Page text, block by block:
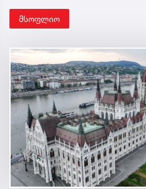
მსოფლიო